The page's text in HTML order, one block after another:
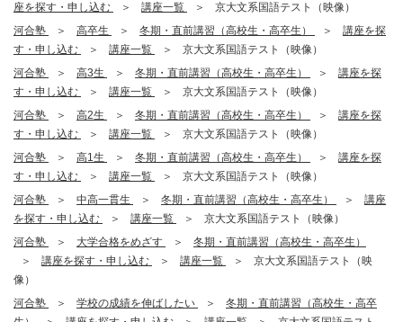
座を探す・申し込む
講座一覧
京大文系国語テスト（映像）
河合塾
高卒生 冬期・直前講習（高校生・高卒生）
講座を探
す・申し込む
講座一覧
京大文系国語テスト（映像）
河合塾
高3生 冬期・直前講習（高校生・高卒生）
講座を探
す・申し込む
講座一覧
京大文系国語テスト（映像）
河合塾
高2生 冬期・直前講習（高校生・高卒生）
講座を探
す・申し込む
講座一覧
京大文系国語テスト（映像）
河合塾
高1生 冬期・直前講習（高校生・高卒生）
講座を探
す・申し込む
講座一覧
京大文系国語テスト（映像）
河合塾
中高一貫生 冬期・直前講習（高校生・高卒生）
講座
を探す・申し込む
講座一覧
京大文系国語テスト（映像）
河合塾
大学合格をめざす
冬期・直前講習（高校生・高卒生）
講座を探す・申し込む
講座一覧
京大文系国語テスト（映
像）
河合塾
学校の成績を伸ばしたい
冬期・直前講習（高校生・高卒